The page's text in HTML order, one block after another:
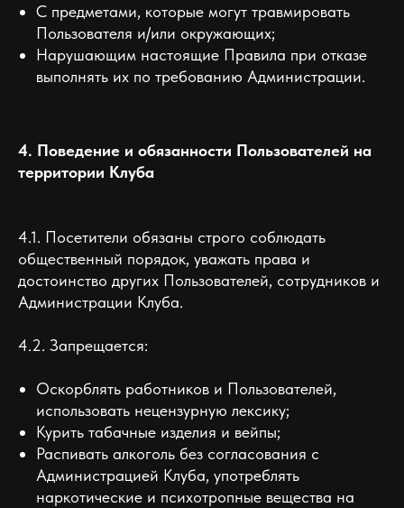
С предметами, которые могут травмировать
Пользователя и/или окружающих;
Нарушающим настоящие Правила при отказе
выполнять их по требованию Администрации.
4. Поведение и обязанности Пользователей на
территории Клуба
4.1. Посетители обязаны строго соблюдать
общественный порядок, уважать права и
достоинство других Пользователей, сотрудников и
Администрации Клуба.
4.2. Запрещается:
Оскорблять работников и Пользователей,
использовать нецензурную лексику;
Курить табачные изделия и вейпы;
Распивать алкоголь без согласования с
Администрацией Клуба, употреблять
наркотические и психотропные вещества на